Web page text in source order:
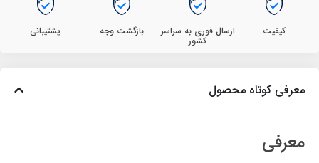
کیفیت ارسال فوری به سراسر
کشور
بازگشت وجه پشتیبانی
معرفی کوتاه محصول
معرفی